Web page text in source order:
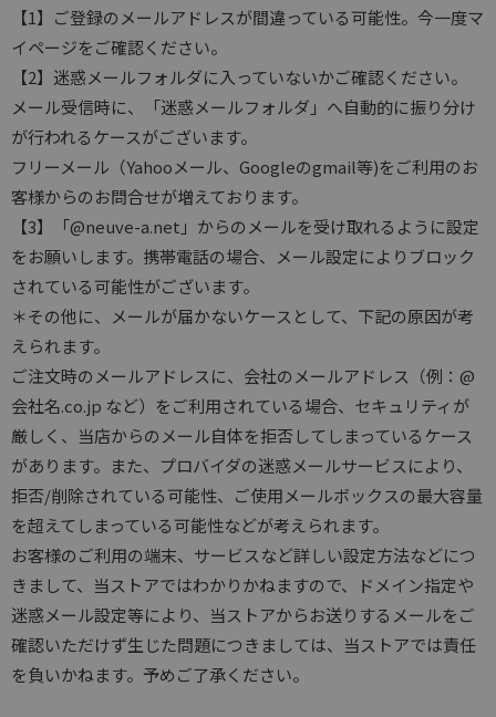
【1】ご登録のメールアドレスが間違っている可能性。今一度マ
イページをご確認ください。
【2】迷惑メールフォルダに入っていないかご確認ください。
メール受信時に、「迷惑メールフォルダ」へ自動的に振り分け
が行われるケースがございます。
フリーメール（Yahooメール、Googleのgmail等)をご利用のお
客様からのお問合せが増えております。
【3】「@neuve-a.net」からのメールを受け取れるように設定
をお願いします。携帯電話の場合、メール設定によりブロック
されている可能性がございます。
＊その他に、メールが届かないケースとして、下記の原因が考
えられます。
ご注文時のメールアドレスに、会社のメールアドレス（例：@
会社名.co.jp など）をご利用されている場合、セキュリティが
厳しく、当店からのメール自体を拒否してしまっているケース
があります。また、プロバイダの迷惑メールサービスにより、
拒否/削除されている可能性、ご使用メールボックスの最大容量
を超えてしまっている可能性などが考えられます。
お客様のご利用の端末、サービスなど詳しい設定方法などにつ
きまして、当ストアではわかりかねますので、ドメイン指定や
迷惑メール設定等により、当ストアからお送りするメールをご
確認いただけず生じた問題につきましては、当ストアでは責任
を負いかねます。予めご了承ください。